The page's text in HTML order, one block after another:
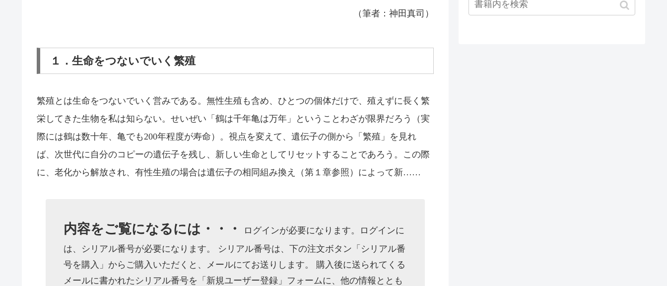
（筆者：神田真司）
１．生命をつないでいく繁殖
繁殖とは生命をつないでいく営みである。無性生殖も含め、ひとつの個体だけで、殖えずに長く繁
栄してきた生物を私は知らない。せいぜい「鶴は千年亀は万年」ということわざが限界だろう（実
際には鶴は数十年、亀でも200年程度が寿命）。視点を変えて、遺伝子の側から「繁殖」を見れ
ば、次世代に自分のコピーの遺伝子を残し、新しい生命としてリセットすることであろう。この際
に、老化から解放され、有性生殖の場合は遺伝子の相同組み換え（第１章参照）によって新……
内容をご覧になるには・・・
ログインが必要になります。ログインに
は、シリアル番号が必要になります。 シリアル番号は、下の注文ボタン「シリアル番
号を購入」からご購入いただくと、メールにてお送りします。 購入後に送られてくる
メールに書かれたシリアル番号を「新規ユーザー登録」フォームに、他の情報ととも